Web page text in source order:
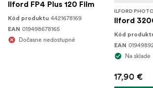
Ilford FP4 Plus 120 Film
Kód produktu 4421678169
EAN 019498678165
Dočasne nedostupné
ILFORD PHOTO
Ilford
Kód
EAN
Na sklade
17,90 €